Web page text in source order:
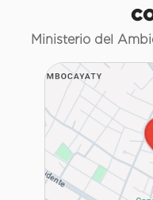
Ministerio del